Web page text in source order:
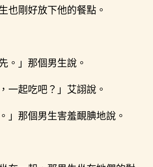
也剛好放下他的餐點。
。」那個男生說。
一起吃吧？」艾詡說。
。」那個男生害羞靦腆地說。